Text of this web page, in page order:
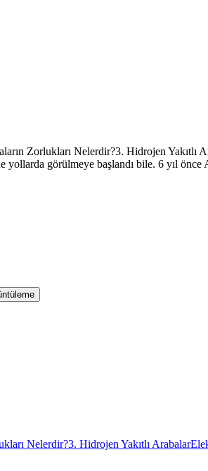
Zorlukları Nelerdir?3. Hidrojen Yakıtlı
yollarda görülmeye başlandı bile. 6 yıl
Nelerdir?3. Hidrojen Yakıtlı Arabalar